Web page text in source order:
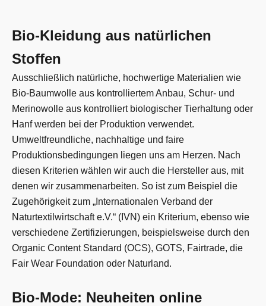
Bio-Kleidung aus natürlichen
Stoffen
Ausschließlich natürliche, hochwertige Materialien wie
Bio-Baumwolle aus kontrolliertem Anbau, Schur- und
Merinowolle aus kontrolliert biologischer Tierhaltung oder
Hanf werden bei der Produktion verwendet.
Umweltfreundliche, nachhaltige und faire
Produktionsbedingungen liegen uns am Herzen. Nach
diesen Kriterien wählen wir auch die Hersteller aus, mit
denen wir zusammenarbeiten. So ist zum Beispiel die
Zugehörigkeit zum „Internationalen Verband der
Naturtextilwirtschaft e.V.“ (IVN) ein Kriterium, ebenso wie
verschiedene Zertifizierungen, beispielsweise durch den
Organic Content Standard (OCS), GOTS, Fairtrade, die
Fair Wear Foundation oder Naturland.
Bio-Mode: Neuheiten online